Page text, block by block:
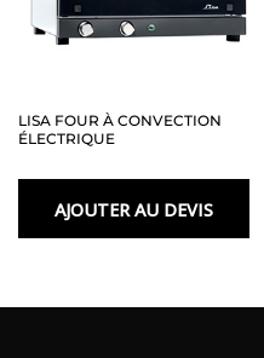
LISA FOUR À CONVECTION
ÉLECTRIQUE
AJOUTER AU DEVIS